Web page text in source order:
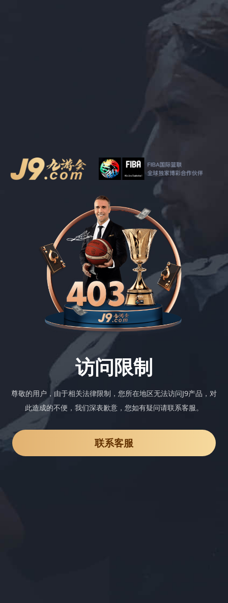
访问限制
尊敬的用户，由于相关法律限制，您所在地区无法访问J9产品，对
此造成的不便，我们深表歉意，您如有疑问请联系客服。
联系客服